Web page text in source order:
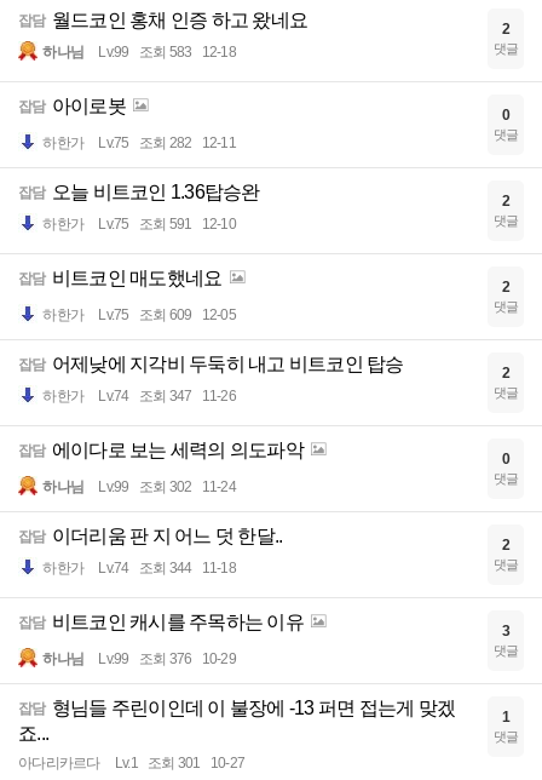
잡담 월드코인 홍채 인증 하고 왔네요
하나님 Lv.99 조회 583 12-18
2
댓글
잡담 아이로봇
하한가 Lv.75 조회 282 12-11
0
댓글
잡담 오늘 비트코인 1.36탑승완
하한가 Lv.75 조회 591 12-10
2
댓글
잡담 비트코인 매도했네요
하한가 Lv.75 조회 609 12-05
2
댓글
잡담 어제낮에 지각비 두둑히 내고 비트코인 탑승
하한가 Lv.74 조회 347 11-26
2
댓글
잡담 에이다로 보는 세력의 의도파악
하나님 Lv.99 조회 302 11-24
0
댓글
잡담 이더리움 판 지 어느 덧 한달..
하한가 Lv.74 조회 344 11-18
2
댓글
잡담 비트코인 캐시를 주목하는 이유
하나님 Lv.99 조회 376 10-29
3
댓글
잡담 형님들 주린이인데 이 불장에 -13 퍼면 접는게 맞겠
죠...
아다리카르다 Lv.1 조회 301 10-27
1
댓글